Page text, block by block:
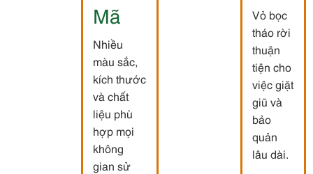
Mã
Nhiều
màu sắc,
kích thước
và chất
liệu phù
hợp mọi
không
gian sử
Vỏ bọc
tháo rời
thuận
tiện cho
việc giặt
giũ và
bảo
quản
lâu dài.